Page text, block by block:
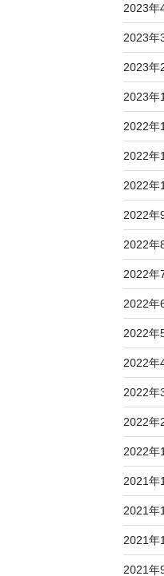
2023年
2023年
2023年
2023年
2022年
2022年
2022年
2022年
2022年
2022年
2022年
2022年
2022年
2022年
2022年
2022年
2021年
2021年
2021年
2021年